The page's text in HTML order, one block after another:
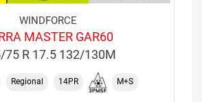
WINDFORCE
MASTER GAR60
75 R 17.5 132/130M
Regional 14PR M+S